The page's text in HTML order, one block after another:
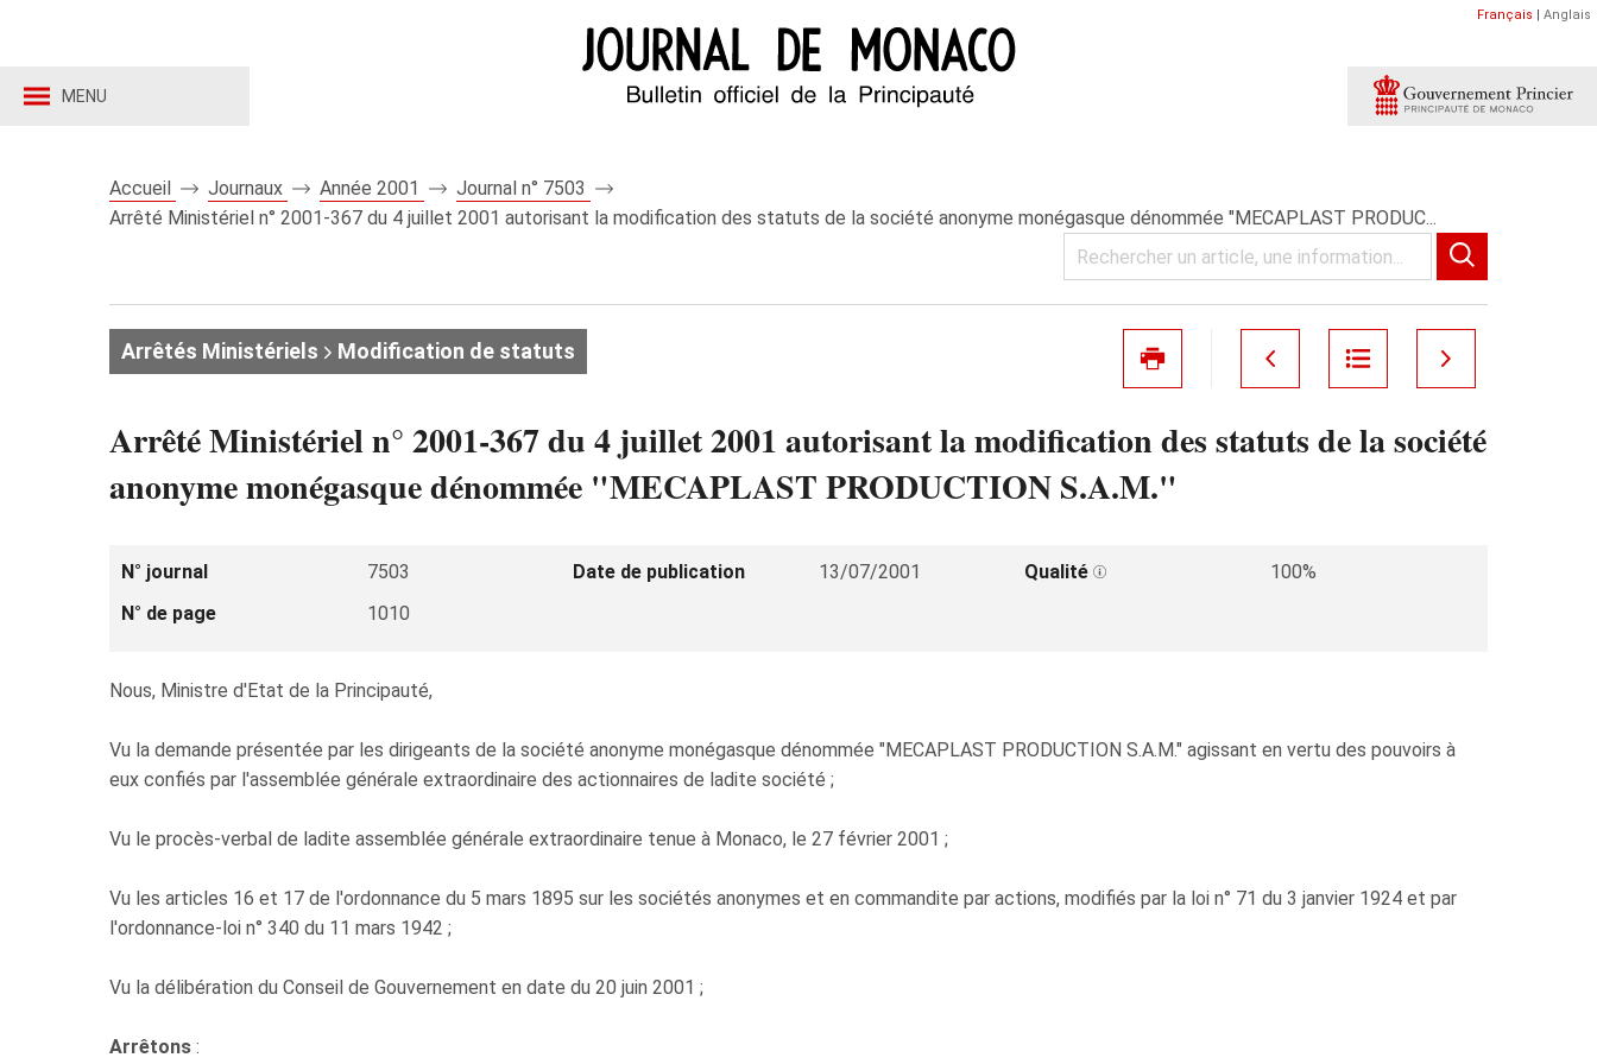
MENU
Français | Anglais
Accueil Journaux Année 2001
Journal n° 7503
Arrêté Ministériel n° 2001-367 du 4 juillet 2001 autorisant la modification des statuts de la société anonyme monégasque dénommée "MECAPLAST PRODUC...
Arrêtés Ministériels Modification de statuts
Arrêté Ministériel n° 2001-367 du 4 juillet 2001 autorisant la modification des statuts de la société
anonyme monégasque dénommée "MECAPLAST PRODUCTION S.A.M."
N° journal 7503 Date de publication 13/07/2001 Qualité
100%
N° de page
1010
Nous, Ministre d'Etat de la Principauté,
Vu la demande présentée par les dirigeants de la société anonyme monégasque dénommée "MECAPLAST PRODUCTION S.A.M." agissant en vertu des pouvoirs à
eux confiés par l'assemblée générale extraordinaire des actionnaires de ladite société ;
Vu le procès-verbal de ladite assemblée générale extraordinaire tenue à Monaco, le 27 février 2001 ;
Vu les articles 16 et 17 de l'ordonnance du 5 mars 1895 sur les sociétés anonymes et en commandite par actions, modifiés par la loi n° 71 du 3 janvier 1924 et par
l'ordonnance-loi n° 340 du 11 mars 1942 ;
Vu la délibération du Conseil de Gouvernement en date du 20 juin 2001 ;
Arrêtons :